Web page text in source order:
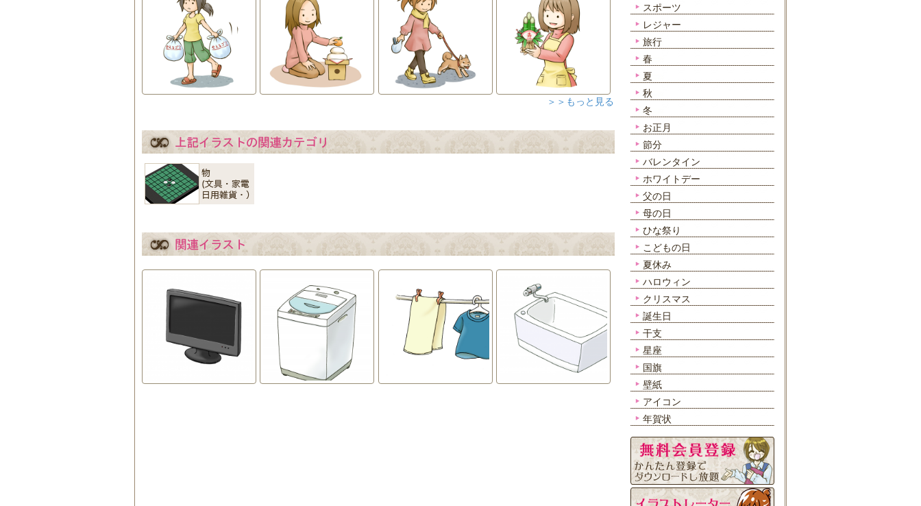
＞＞もっと見る
スポーツ
レジャー
旅行
春
夏
秋
冬
お正月
節分
バレンタイン
ホワイトデー
父の日
母の日
ひな祭り
こどもの日
夏休み
ハロウィン
クリスマス
誕生日
干支
星座
国旗
壁紙
アイコン
年賀状